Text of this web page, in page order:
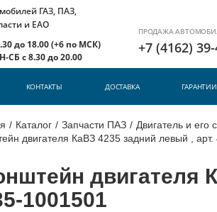
ГАЗ, ПАЗ,
и ЕАО
до 18.00 (+6 по МСК)
СБ с 8.30 до 20.00
ПРОДАЖА
+7 (4162) 39-
КОНТАКТЫ ДОСТАВКА ГАРАНТИИ
/ Каталог / Запчасти ПАЗ / Двигатель и его
двигателя КаВЗ 4235 задний левый , арт.
двигателя
1001501